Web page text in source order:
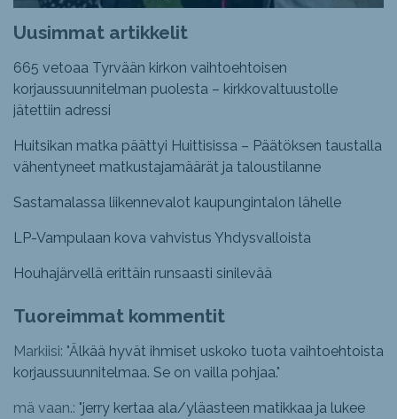
Uusimmat artikkelit
665 vetoaa Tyrvään kirkon vaihtoehtoisen
korjaussuunnitelman puolesta – kirkkovaltuustolle
jätettiin adressi
Huitsikan matka päättyi Huittisissa – Päätöksen taustalla
vähentyneet matkustajamäärät ja taloustilanne
Sastamalassa liikennevalot kaupungintalon lähelle
LP-Vampulaan kova vahvistus Yhdysvalloista
Houhajärvellä erittäin runsaasti sinilevää
Tuoreimmat kommentit
Markiisi: "Älkää hyvät ihmiset uskoko tuota vaihtoehtoista
korjaussuunnitelmaa. Se on vailla pohjaa."
mä vaan.: "jerry kertaa ala/yläasteen matikkaa ja lukee